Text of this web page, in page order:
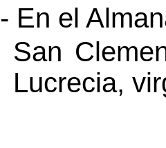
- En el
San
Lucrecia,